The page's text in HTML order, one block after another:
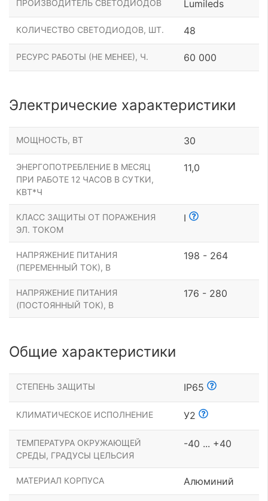
ПРОИЗВОДИТЕЛЬ СВЕТОДИОДОВ Lumileds
КОЛИЧЕСТВО СВЕТОДИОДОВ, ШТ. 48
РЕСУРС РАБОТЫ (НЕ МЕНЕЕ), Ч. 60 000
Электрические характеристики
МОЩНОСТЬ, ВТ 30
ЭНЕРГОПОТРЕБЛЕНИЕ В МЕСЯЦ
ПРИ РАБОТЕ 12 ЧАСОВ В СУТКИ,
КВТ*Ч
11,0
КЛАСС ЗАЩИТЫ ОТ ПОРАЖЕНИЯ
ЭЛ. ТОКОМ
I
НАПРЯЖЕНИЕ ПИТАНИЯ
(ПЕРЕМЕННЫЙ ТОК), В
198 - 264
НАПРЯЖЕНИЕ ПИТАНИЯ
(ПОСТОЯННЫЙ ТОК), В
176 - 280
Общие характеристики
СТЕПЕНЬ ЗАЩИТЫ IP65
КЛИМАТИЧЕСКОЕ ИСПОЛНЕНИЕ У2
ТЕМПЕРАТУРА ОКРУЖАЮЩЕЙ
СРЕДЫ, ГРАДУСЫ ЦЕЛЬСИЯ
-40 ... +40
МАТЕРИАЛ КОРПУСА Алюминий